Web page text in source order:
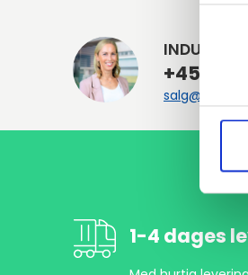
INDURA DK
+45 97
1-4 dages